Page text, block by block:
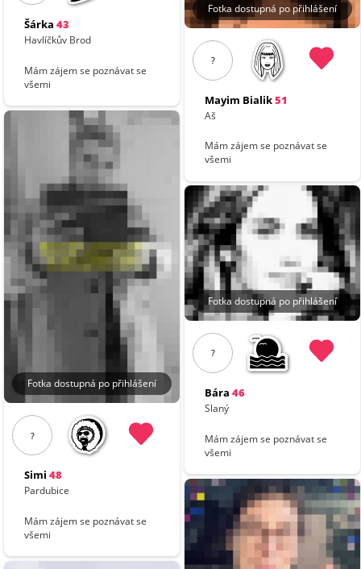
Šárka 43
Havlíčkův Brod
Mám zájem se poznávat se
všemi
Fotka dostupná po přihlášení
?
Simi 48
Pardubice
Mám zájem se poznávat se
všemi
Fotka dostupná po přihlášení
?
Mayim Bialik51
Aš
Mám zájem se poznávat se
všemi
Fotka dostupná po přihlášení
?
Bára 46
Slaný
Mám zájem se poznávat se
všemi